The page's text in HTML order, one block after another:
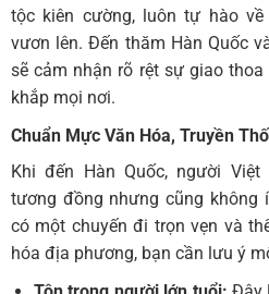
tộc kiên cường, luôn tự hào
vươn lên. Đến thăm Hàn Quốc
sẽ cảm nhận rõ rệt sự giao
khắp mọi nơi.
Chuẩn Mực Văn Hóa, Truyền
Khi đến Hàn Quốc, người
tương đồng nhưng cũng không
có một chuyến đi trọn vẹn và
hóa địa phương, bạn cần lưu ý